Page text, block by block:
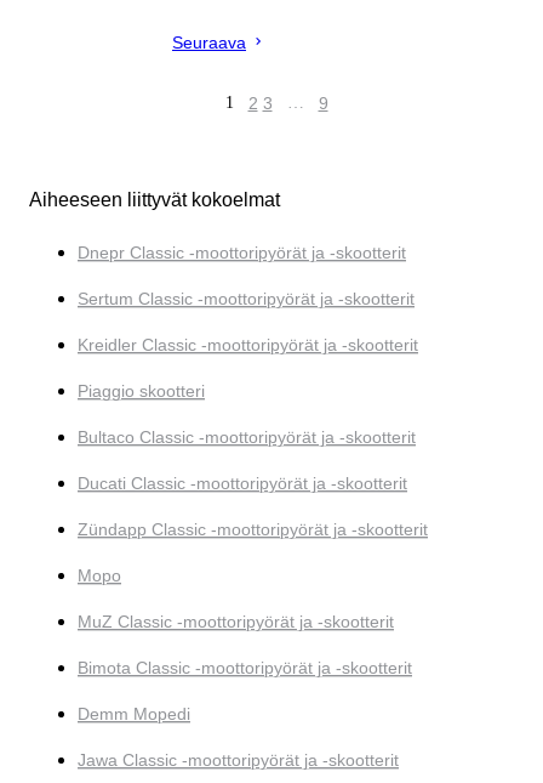
Seuraava
1 2 3 … 9
Aiheeseen liittyvät kokoelmat
Dnepr Classic -moottoripyörät ja -skootterit
Sertum Classic -moottoripyörät ja -skootterit
Kreidler Classic -moottoripyörät ja -skootterit
Piaggio skootteri
Bultaco Classic -moottoripyörät ja -skootterit
Ducati Classic -moottoripyörät ja -skootterit
Zündapp Classic -moottoripyörät ja -skootterit
Mopo
MuZ Classic -moottoripyörät ja -skootterit
Bimota Classic -moottoripyörät ja -skootterit
Demm Mopedi
Jawa Classic -moottoripyörät ja -skootterit